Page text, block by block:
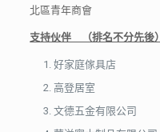
北區青年商會
支持伙伴 （排名不分先後）
好家庭傢具店
高登居室
文德五金有限公司